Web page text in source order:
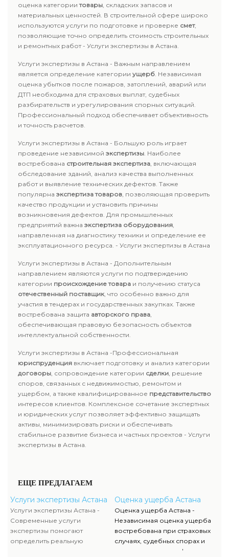
оценка категориитовары, складских запасов и
материальных ценностей. В строительной сфере широко
используются услуги по подготовке и проверке смет,
позволяющие точно определить стоимость строительных
и ремонтных работ - Услуги экспертизы в Астана.
Услуги экспертизы в Астана - Важным направлением
является определение категории ущерб. Независимая
оценка убытков после пожаров, затоплений, аварий или
ДТП необходима для страховых выплат, судебных
разбирательств и урегулирования спорных ситуаций.
Профессиональный подход обеспечивает объективность
и точность расчетов.
Услуги экспертизы в Астана - Большую роль играет
проведение независимой экспертизы. Наиболее
востребована строительная экспертиза, включающая
обследование зданий, анализ качества выполненных
работ и выявление технических дефектов. Также
популярна экспертиза товаров, позволяющая проверить
качество продукции и установить причины
возникновения дефектов. Для промышленных
предприятий важна экспертиза оборудования,
направленная на диагностику техники и определение ее
эксплуатационного ресурса. - Услуги экспертизы в Астана
Услуги экспертизы в Астана - Дополнительным
направлением являются услуги по подтверждению
категории происхождение товара и получению статуса
отечественный поставщик, что особенно важно для
участия в тендерах и государственных закупках. Также
востребована защита авторского права,
обеспечивающая правовую безопасность объектов
интеллектуальной собственности.
Услуги экспертизы в Астана -Профессиональная
юриспруденция включает подготовку и анализ категории
договоры, сопровождение категории сделки, решение
споров, связанных с недвижимостью, ремонтом и
ущербом, а также квалифицированное представительство
интересов клиентов. Комплексное сочетание экспертных
и юридических услуг позволяет эффективно защищать
активы, минимизировать риски и обеспечивать
стабильное развитие бизнеса и частных проектов - Услуги
экспертизы в Астана.
ЕЩЕ ПРЕДЛАГАЕМ
Услуги экспертизы Астана
Услуги экспертизы Астана -
Современные услуги
экспертизы помогают
определить реальную
Оценка ущерба Астана
Оценка ущерба Астана -
Независимая оценка ущерба
востребована при страховых
случаях, судебных спорах и
имущественных конфликтах.